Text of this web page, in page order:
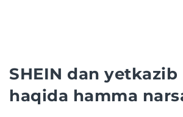
SHEIN dan
haqida hamma